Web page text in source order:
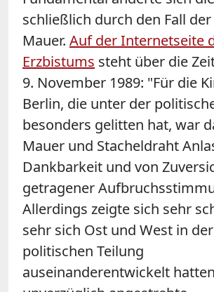
schließlich durch den Fall
Mauer. Auf der Internetseite
Erzbistums steht über die
9. November 1989: "Für die
Berlin, die unter der
besonders gelitten hat, war
Mauer und Stacheldraht
Dankbarkeit und von
getragener
Allerdings zeigte sich sehr
sehr sich Ost und West in
politischen Teilung
auseinanderentwickelt